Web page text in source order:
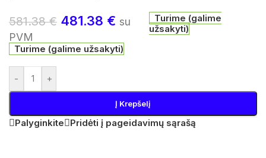
581.38€ 481.38 € su
PVM
Turime (galime
užsakyti)
Turime (galime užsakyti)
- +
Į Krepšelį
Palyginkite Pridėti į pageidavimų sąrašą